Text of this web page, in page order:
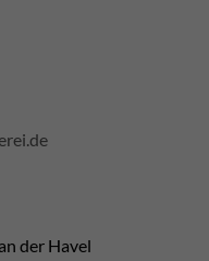
der Havel